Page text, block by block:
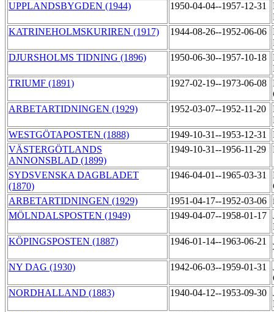
UPPLANDSBYGDEN (1944)
1950-04-04--1957-12-31
KATRINEHOLMSKURIREN (1917)
1944-08-26--1952-06-06
DJURSHOLMS TIDNING (1896)
1950-06-30--1957-10-18
TRIUMF (1891)
1927-02-19--1973-06-08
ARBETARTIDNINGEN (1929)
1952-03-07--1952-11-20
WESTGÖTAPOSTEN (1888)
1949-10-31--1953-12-31
VÄSTERGÖTLANDS
ANNONSBLAD (1899)
1949-10-31--1956-11-29
SYDSVENSKA DAGBLADET
(1870)
1946-04-01--1965-03-31
ARBETARTIDNINGEN (1929)
1951-04-17--1952-03-06
MÖLNDALSPOSTEN (1949)
1949-04-07--1958-01-17
KÖPINGSPOSTEN (1887)
1946-01-14--1963-06-21
NY DAG (1930)
1942-06-03--1959-01-31
NORDHALLAND (1883)
1940-04-12--1953-09-30